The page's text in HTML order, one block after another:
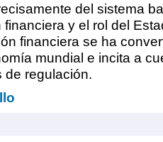
del sistema
y el rol del
financiera se ha
mundial e incita a
de regulación.